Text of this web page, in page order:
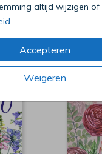
altijd wijzigen of
Accepteren
Weigeren